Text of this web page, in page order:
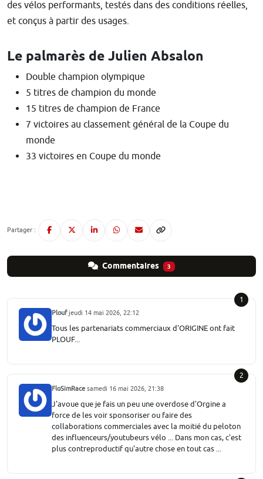
des vélos performants, testés dans des conditions réelles,
et conçus à partir des usages.
Le palmarès de Julien Absalon
Double champion olympique
5 titres de champion du monde
15 titres de champion de France
7 victoires au classement général de la Coupe du
monde
33 victoires en Coupe du monde
Partager :
Commentaires 3
1
Ploufjeudi 14 mai 2026, 22:12
Tous les partenariats commerciaux d'ORIGINE ont fait
PLOUF...
2
FloSimRace samedi 16 mai 2026, 21:38
J'avoue que je fais un peu une overdose d'Orgine a
force de les voir sponsoriser ou faire des
collaborations commerciales avec la moitié du peloton
des influenceurs/youtubeurs vélo ... Dans mon cas, c'est
plus contreproductif qu'autre chose en tout cas ...